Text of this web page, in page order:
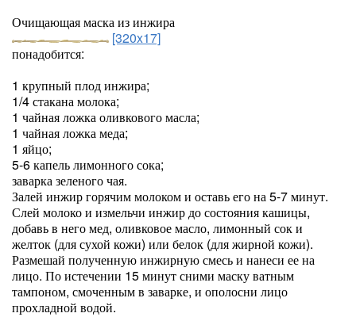
Очищающая маска из инжира
[320x17]
понадобится:
1 крупный плод инжира;
1/4 стакана молока;
1 чайная ложка оливкового масла;
1 чайная ложка меда;
1 яйцо;
5-6 капель лимонного сока;
заварка зеленого чая.
Залей инжир горячим молоком и оставь его на 5-7 минут.
Слей молоко и измельчи инжир до состояния кашицы,
добавь в него мед, оливковое масло, лимонный сок и
желток (для сухой кожи) или белок (для жирной кожи).
Размешай полученную инжирную смесь и нанеси ее на
лицо. По истечении 15 минут сними маску ватным
тампоном, смоченным в заварке, и ополосни лицо
прохладной водой.